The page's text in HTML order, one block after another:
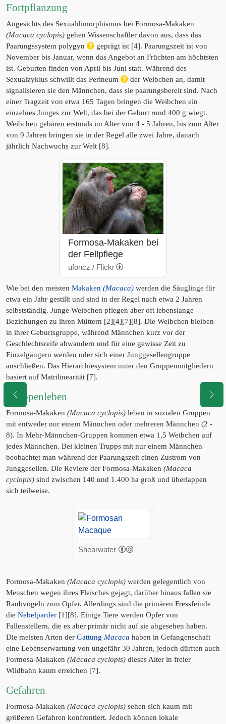
Fortpflanzung
Angesichts des Sexualdimorphismus bei Formosa-Makaken
(Macaca cyclopis) gehen Wissenschaftler davon aus, dass das
Paarungssystem polygyn
geprägt ist [4]. Paarungszeit ist von
November bis Januar, wenn das Angebot an Früchten am höchtsten
ist. Geburten finden von April bis Juni statt. Während des
Sexualzyklus schwillt das Perineum
der Weibchen an, damit
signalisieren sie den Männchen, dass sie paarungsbereit sind. Nach
einer Tragzeit von etwa 165 Tagen bringen die Weibchen ein
einzelnes Junges zur Welt, das bei der Geburt rund 400 g wiegt.
Weibchen gebären erstmals im Alter von 4 - 5 Jahren, bis zum Alter
von 9 Jahren bringen sie in der Regel alle zwei Jahre, danach
jährlich Nachwuchs zur Welt [8].
Formosa-Makaken bei
der Fellpflege
ufoncz / Flickr
Wie bei den meisten Makaken (Macaca) werden die Säuglinge für
etwa ein Jahr gestillt und sind in der Regel nach etwa 2 Jahren
selbstständig. Junge Weibchen pflegen aber oft lebenslange
Beziehungen zu ihren Müttern [2][4][7][8]. Die Weibchen bleiben
in ihrer Geburtsgruppe, während Männchen kurz vor der
Geschlechtsreife abwandern und für eine gewisse Zeit zu
Einzelgängern werden oder sich einer Junggesellengruppe
anschließen. Das Hierarchiesystem unter den Gruppenmitgliedern
basiert auf Matrilinearität [7].
Gruppenleben
Formosa-Makaken (Macaca cyclopis) leben in sozialen Gruppen
mit entweder nur einem Männchen oder mehreren Männchen (2 -
8). In Mehr-Männchen-Gruppen kommen etwa 1,5 Weibchen auf
jedes Männchen. Bei kleinen Trupps mit nur einem Männchen
beobachtet man während der Paarungszeit einen Zustrom von
Junggesellen. Die Reviere der Formosa-Makaken (Macaca
cyclopis) sind zwischen 140 und 1.400 ha groß und überlappen
sich teilweise.
Shearwater
Formosa-Makaken (Macaca cyclopis) werden gelegentlich von
Menschen wegen ihres Fleisches gejagt, darüber hinaus fallen sie
Raubvögeln zum Opfer. Allerdings sind die primären Fressfeinde
die Nebelparder [1][8]. Einige Tiere werden Opfer von
Fallenstellern, die es aber primär nicht auf sie abgesehen haben.
Die meisten Arten der Gattung Macaca haben in Gefangenschaft
eine Lebenserwartung von ungefähr 30 Jahren, jedoch dürften auch
Formosa-Makaken (Macaca cyclopis) dieses Alter in freier
Wildbahn kaum erreichen [7].
Gefahren
Formosa-Makaken (Macaca cyclopis) sehen sich kaum mit
größeren Gefahren konfrontiert. Jedoch können lokale